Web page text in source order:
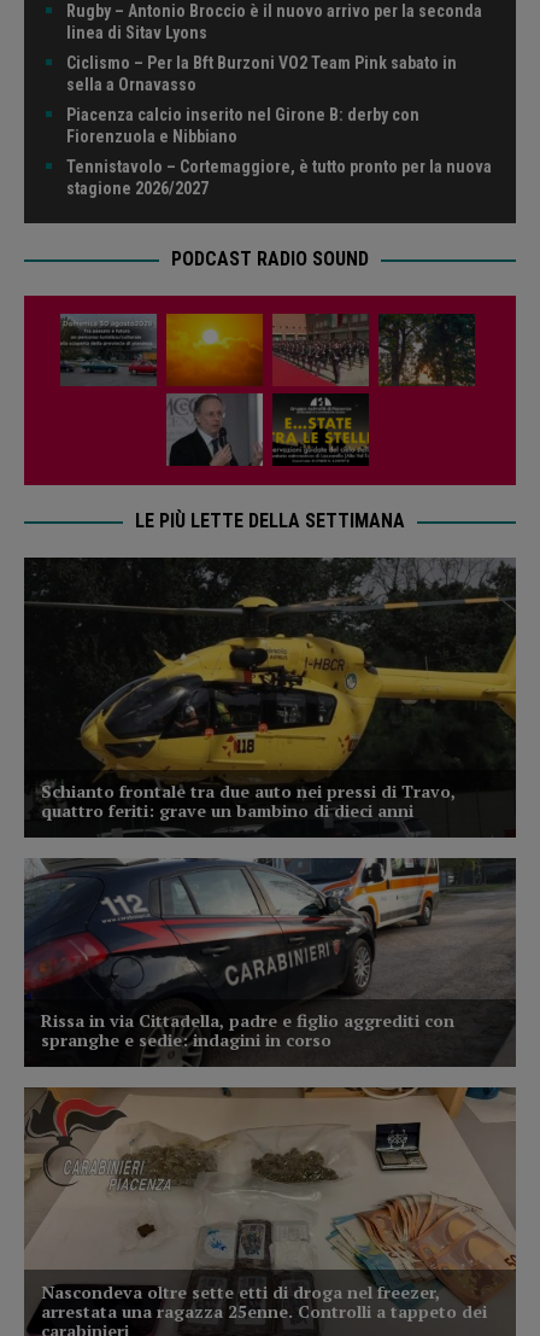
Rugby – Antonio Broccio è il nuovo arrivo per la seconda
linea di Sitav Lyons
Ciclismo – Per la Bft Burzoni VO2 Team Pink sabato in
sella a Ornavasso
Piacenza calcio inserito nel Girone B: derby con
Fiorenzuola e Nibbiano
Tennistavolo – Cortemaggiore, è tutto pronto per la nuova
stagione 2026/2027
PODCAST RADIO SOUND
LE PIÙ LETTE DELLA SETTIMANA